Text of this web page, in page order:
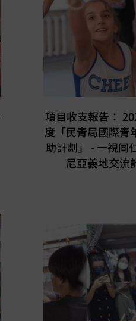
項目收支報告：
度「民青局國際青
助計劃」 - ⼀視同
尼亞義地交流